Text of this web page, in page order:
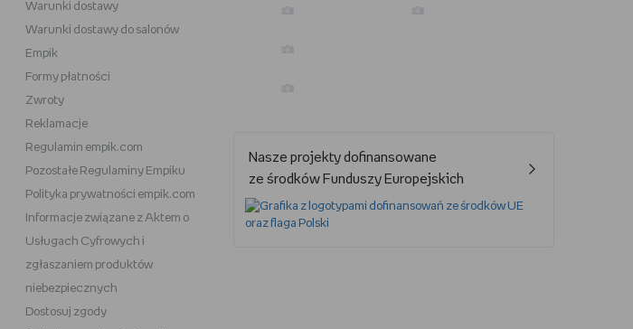
Victoria's Secret
Under Armour
Baby Bjorn
Oral-B iO
Play-Doh
Jak oglądać Marvela?
Jak grać w UNO?
Kalendarz świąt nietypowych
Warunki dostawy
Warunki dostawy do salonów
Empik
Formy płatności
Zwroty
Reklamacje
Regulamin empik.com
Pozostałe Regulaminy Empiku
Polityka prywatności empik.com
Informacje związane z Aktem o
Usługach Cyfrowych i
zgłaszaniem produktów
niebezpiecznych
Dostosuj zgody
Nasze projekty dofinansowane
ze środków Funduszy Europejskich